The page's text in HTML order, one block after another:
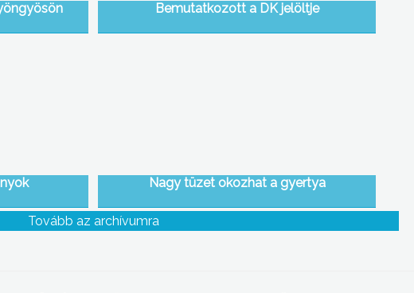
Bemutatkozott a DK jelöltje
Nagy tüzet okozhat a gyertya
Tovább az archívumra